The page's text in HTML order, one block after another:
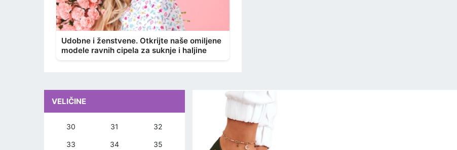
Udobne i ženstvene. Otkrijte naše omiljene
modele ravnih cipela za suknje i haljine
VELIČINE
30 31 32
33 34 35